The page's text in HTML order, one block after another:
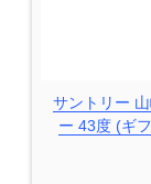
サントリー
ー 43度 (ギ